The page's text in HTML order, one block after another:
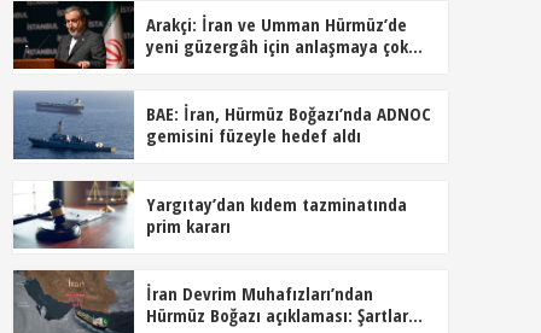
Arakçi: İran ve Umman Hürmüz’de
yeni güzergâh için anlaşmaya çok
BAE: İran, Hürmüz Boğazı’nda ADNOC
gemisini füzeyle hedef aldı
Yargıtay’dan kıdem tazminatında
prim kararı
İran Devrim Muhafızları’ndan
Hürmüz Boğazı açıklaması: Şartlar